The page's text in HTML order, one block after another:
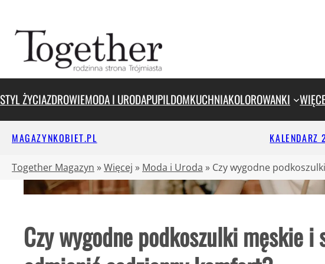
treści
STYL ŻYCIAZDROWIEMODA I URODAPUPILDOMKUCHNIAKOLOROWANKI
MAGAZYNKOBIET.PL KALENDARZ
Together Magazyn »Więcej » Moda i Uroda » Czy wygodne
Czy wygodne podkoszulki męskie